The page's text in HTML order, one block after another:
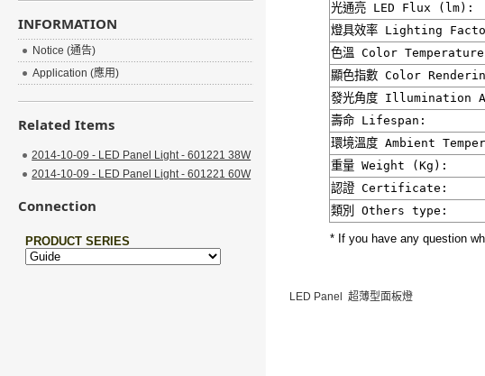
光通亮LED Flux (lm):
燈具效率Lighting
色溫 Color
顯色指數Color
發光角度Illumination
壽命Lifespan:
環境溫度Ambient
重量Weight (Kg):
認證Certificate:
類別 Others type :
* If you have any question
LED Panel 超薄型面板燈
INFORMATION
Notice (通告)
Application (應用)
Related Items
2014-10-09 - LED Panel Light - 601221 38W
2014-10-09 - LED Panel Light - 601221 60W
Connection